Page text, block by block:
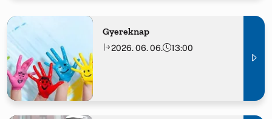
Gyereknap
2026. 06. 06. 13:00